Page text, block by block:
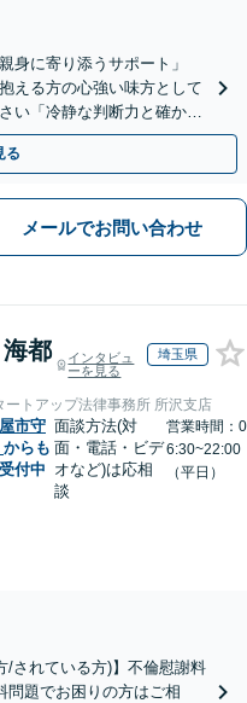
身に寄り添うサポート」
える方の心強い味方として
い「冷静な判断力と確かな
日・夜間相談可】
る
メールでお問い合わせ
都
インタビュ
ーを見る
埼玉県
ートアップ法律事務所 所沢支店
市守
からも
付中
面談方法(対
面・電話・ビデ
オなど)は応相
談
営業時間：0
6:30~22:00
（平日）
/されている方)】不倫慰謝料
問題でお困りの方はご相